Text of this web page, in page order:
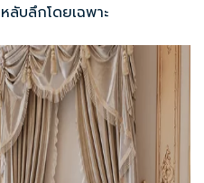
ลับลึกโดยเฉพาะ